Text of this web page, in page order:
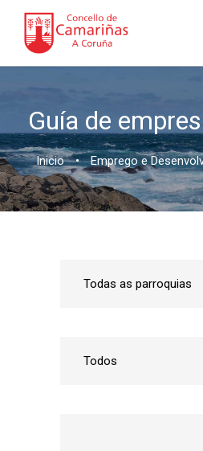
Guía de
Inicio • Emprego e